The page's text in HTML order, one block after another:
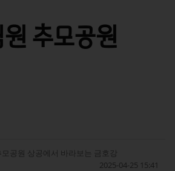
추모공원
공원 상공에서 바라보는 금호강
2025-04-25 15:41